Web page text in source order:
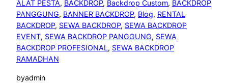
ALAT PESTA, BACKDROP, Backdrop Custom, BACKDROP
PANGGUNG, BANNER BACKDROP, Blog, RENTAL
BACKDROP, SEWA BACKDROP, SEWA BACKDROP
EVENT, SEWA BACKDROP PANGGUNG, SEWA
BACKDROP PROFESIONAL, SEWA BACKDROP
RAMADHAN
byadmin